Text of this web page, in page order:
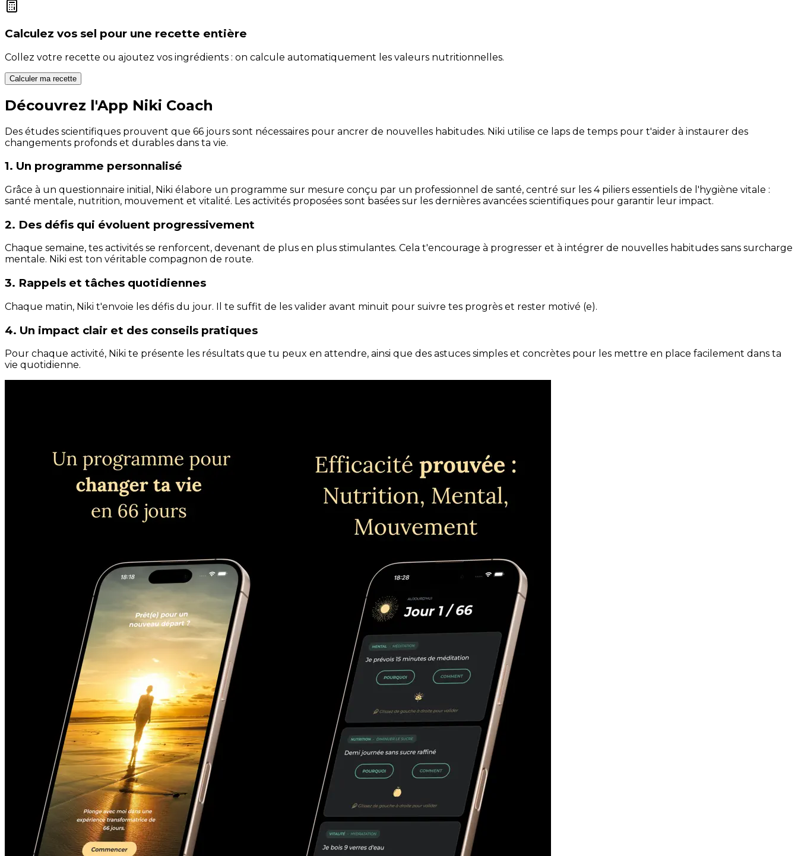
Calculez vos sel pour une recette entière
Collez votre recette ou ajoutez vos ingrédients : on calcule automatiquement les valeurs nutritionnelles.
Calculer ma recette
Découvrez l'App Niki Coach
Des études scientifiques prouvent que 66 jours sont nécessaires pour ancrer de nouvelles habitudes. Niki utilise ce laps de temps pour t'aider à instaurer des
changements profonds et durables dans ta vie.
1. Un programme personnalisé
Grâce à un questionnaire initial, Niki élabore un programme sur mesure conçu par un professionnel de santé, centré sur les 4 piliers essentiels de l'hygiène vitale :
santé mentale, nutrition, mouvement et vitalité. Les activités proposées sont basées sur les dernières avancées scientifiques pour garantir leur impact.
2. Des défis qui évoluent progressivement
Chaque semaine, tes activités se renforcent, devenant de plus en plus stimulantes. Cela t'encourage à progresser et à intégrer de nouvelles habitudes sans surcharge
mentale. Niki est ton véritable compagnon de route.
3. Rappels et tâches quotidiennes
Chaque matin, Niki t'envoie les défis du jour. Il te suffit de les valider avant minuit pour suivre tes progrès et rester motivé (e).
4. Un impact clair et des conseils pratiques
Pour chaque activité, Niki te présente les résultats que tu peux en attendre, ainsi que des astuces simples et concrètes pour les mettre en place facilement dans ta
vie quotidienne.